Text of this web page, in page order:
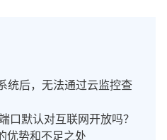
统后，无法通过云监控查
口默认对互联网开放吗？
优势和不足之处